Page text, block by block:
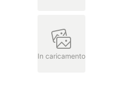
In caricamento